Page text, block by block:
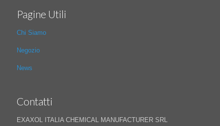
Pagine Utili
Chi Siamo
Negozio
News
Contatti
EXAXOL ITALIA CHEMICAL MANUFACTURER SRL